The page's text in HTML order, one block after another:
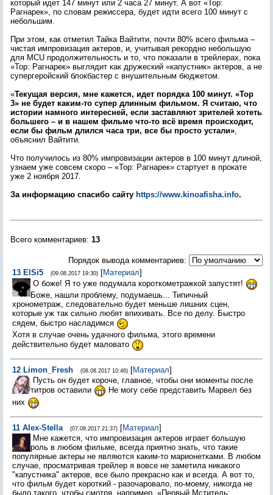
который идет 147 минут или 2 часа 27 минут. А вот «Тор:
Рагнарек», по словам режиссера, будет идти всего 100 минут с
небольшим.
При этом, как отметил Тайка Вайтити, почти 80% всего фильма –
чистая импровизация актеров, и, учитывая рекордно небольшую
для MCU продолжительность и то, что показали в трейлерах, пока
«Тор: Рагнарек» выглядит как дружеский «капустник» актеров, а не
супергеройский блокбастер с внушительным бюджетом.
«Текущая версия, мне кажется, идет порядка 100 минут. «Тор
3» не будет каким-то супер длинным фильмом. Я считаю, что
истории намного интересней, если заставляют зрителей хотеть
большего – и в нашем фильме что-то всё время происходит,
если бы фильм длился часа три, все бы просто устали»,
объяснил Вайтити.
Что получилось из 80% импровизации актеров в 100 минут длиной,
узнаем уже совсем скоро – «Тор: Рагнарек» стартует в прокате
уже 2 ноября 2017.
За информацию спасибо сайту https://www.kinoafisha.info.
Всего комментариев: 13
Порядок вывода комментариев:
13 ElSi5 (09.08.2017 19:30) [Материал]
О боже! Я то уже подумала короткометражкой запустят!
Боже, нашли проблему, подумаешь... Типичный
хронометраж, следовательно будет меньше лишних сцен,
которые уж так сильно любят впихивать. Все по делу. Быстро
сядем, быстро насладимся
Хотя в случае очень удачного фильма, этого времени
действительно будет маловато
12 Limon_Fresh (08.08.2017 10:46) [Материал]
Пусть он будет короче, главное, чтобы они моменты после
титров оставили
Не могу себе представить Марвел без
них
11 Alex-Stella (07.08.2017 21:37) [Материал]
Мне кажется, что импровизация актеров играет большую
роль в любом фильме, всегда приятно знать, что такие
популярные актеры не являются каким-то марионетками. В любом
случае, просматривая трейлер я вовсе не заметила никакого
"капустника" актеров, все было прекрасно как и всегда. А вот то,
что фильм будет короткий - разочаровало, по-моему, никогда не
было такого, чтобы смотря, например, «Первый Мститель: